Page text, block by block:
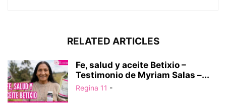
RELATED ARTICLES
Fe, salud y aceite Betixio –
Testimonio de Myriam Salas –...
Regina 11 -